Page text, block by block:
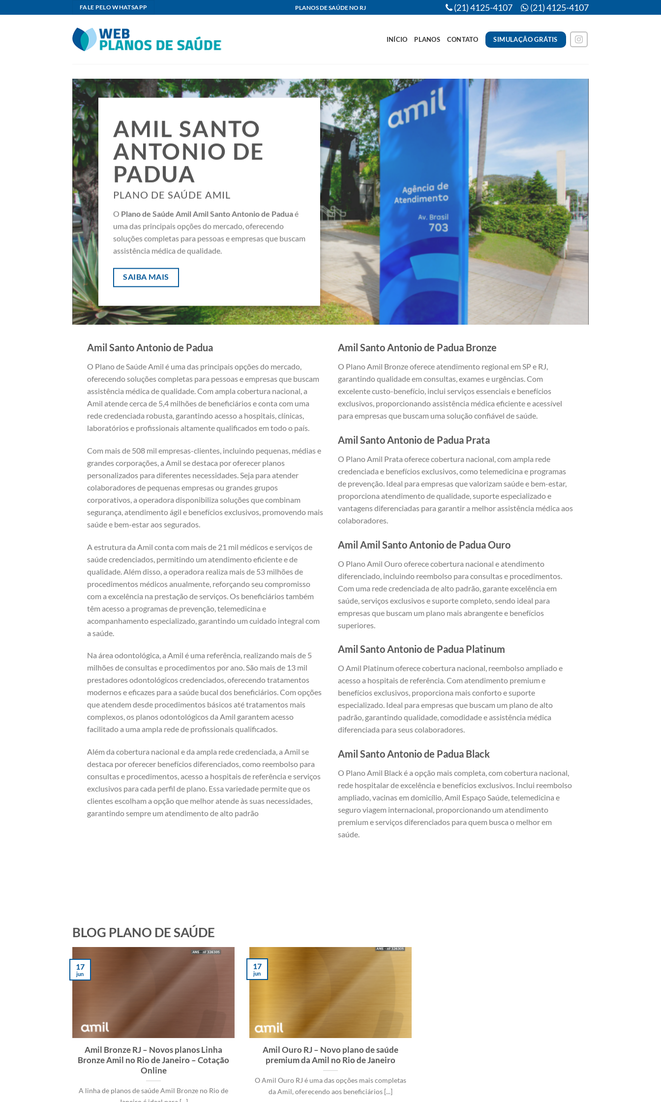
FALE PELO WHATSAPP PLANOS DE SAÚDE NO RJ (21) 4125-4107 (21) 4125-4107
INÍCIO PLANOS CONTATO SIMULAÇÃO GRÁTIS
AMIL SANTO
ANTONIO DE
PADUA
PLANO DE SAÚDE AMIL
O Plano de Saúde Amil Amil Santo Antonio de Paduaé
uma das principais opções do mercado, oferecendo
soluções completas para pessoas e empresas que buscam
assistência médica de qualidade.
SAIBA MAIS
Amil Santo Antonio de Padua
O Plano de Saúde Amil é uma das principais opções do mercado,
oferecendo soluções completas para pessoas e empresas que buscam
assistência médica de qualidade. Com ampla cobertura nacional, a
Amil atende cerca de 5,4 milhões de beneficiários e conta com uma
rede credenciada robusta, garantindo acesso a hospitais, clínicas,
laboratórios e profissionais altamente qualificados em todo o país.
Com mais de 508 mil empresas-clientes, incluindo pequenas, médias e
grandes corporações, a Amil se destaca por oferecer planos
personalizados para diferentes necessidades. Seja para atender
colaboradores de pequenas empresas ou grandes grupos
corporativos, a operadora disponibiliza soluções que combinam
segurança, atendimento ágil e benefícios exclusivos, promovendo mais
saúde e bem-estar aos segurados.
A estrutura da Amil conta com mais de 21 mil médicos e serviços de
saúde credenciados, permitindo um atendimento eficiente e de
qualidade. Além disso, a operadora realiza mais de 53 milhões de
procedimentos médicos anualmente, reforçando seu compromisso
com a excelência na prestação de serviços. Os beneficiários também
têm acesso a programas de prevenção, telemedicina e
acompanhamento especializado, garantindo um cuidado integral com
a saúde.
Na área odontológica, a Amil é uma referência, realizando mais de 5
milhões de consultas e procedimentos por ano. São mais de 13 mil
prestadores odontológicos credenciados, oferecendo tratamentos
modernos e eficazes para a saúde bucal dos beneficiários. Com opções
que atendem desde procedimentos básicos até tratamentos mais
complexos, os planos odontológicos da Amil garantem acesso
facilitado a uma ampla rede de profissionais qualificados.
Além da cobertura nacional e da ampla rede credenciada, a Amil se
destaca por oferecer benefícios diferenciados, como reembolso para
consultas e procedimentos, acesso a hospitais de referência e serviços
exclusivos para cada perfil de plano. Essa variedade permite que os
clientes escolham a opção que melhor atende às suas necessidades,
garantindo sempre um atendimento de alto padrão
Amil Santo Antonio de Padua Bronze
O Plano Amil Bronze oferece atendimento regional em SP e RJ,
garantindo qualidade em consultas, exames e urgências. Com
excelente custo-benefício, inclui serviços essenciais e benefícios
exclusivos, proporcionando assistência médica eficiente e acessível
para empresas que buscam uma solução confiável de saúde.
Amil Santo Antonio de Padua Prata
O Plano Amil Prata oferece cobertura nacional, com ampla rede
credenciada e benefícios exclusivos, como telemedicina e programas
de prevenção. Ideal para empresas que valorizam saúde e bem-estar,
proporciona atendimento de qualidade, suporte especializado e
vantagens diferenciadas para garantir a melhor assistência médica aos
colaboradores.
Amil Amil Santo Antonio de Padua Ouro
O Plano Amil Ouro oferece cobertura nacional e atendimento
diferenciado, incluindo reembolso para consultas e procedimentos.
Com uma rede credenciada de alto padrão, garante excelência em
saúde, serviços exclusivos e suporte completo, sendo ideal para
empresas que buscam um plano mais abrangente e benefícios
superiores.
Amil Santo Antonio de Padua Platinum
O Amil Platinum oferece cobertura nacional, reembolso ampliado e
acesso a hospitais de referência. Com atendimento premium e
benefícios exclusivos, proporciona mais conforto e suporte
especializado. Ideal para empresas que buscam um plano de alto
padrão, garantindo qualidade, comodidade e assistência médica
diferenciada para seus colaboradores.
Amil Santo Antonio de Padua Black
O Plano Amil Black é a opção mais completa, com cobertura nacional,
rede hospitalar de excelência e benefícios exclusivos. Inclui reembolso
ampliado, vacinas em domicílio, Amil Espaço Saúde, telemedicina e
seguro viagem internacional, proporcionando um atendimento
premium e serviços diferenciados para quem busca o melhor em
saúde.
BLOG PLANO DE SAÚDE
Amil Bronze RJ – Novos planos Linha
Bronze Amil no Rio de Janeiro – Cotação
Online
A linha de planos de saúde Amil Bronze no Rio de
17
jun
Amil Ouro RJ – Novo plano de saúde
premium da Amil no Rio de Janeiro
O Amil Ouro RJ é uma das opções mais completas
da Amil, oferecendo aos beneficiários [...]
17
jun